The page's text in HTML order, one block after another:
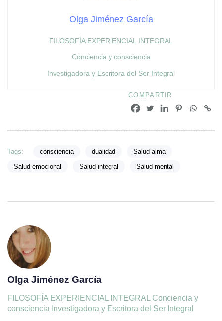
Olga Jiménez García
FILOSOFÍA EXPERIENCIAL INTEGRAL
Conciencia y consciencia
Investigadora y Escritora del Ser Integral
COMPARTIR
Tags: consciencia dualidad Salud alma
Salud emocional Salud integral Salud mental
Olga Jiménez García
FILOSOFÍA EXPERIENCIAL INTEGRAL Conciencia y
consciencia Investigadora y Escritora del Ser Integral